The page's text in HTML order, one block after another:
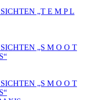
„T E M P L
„S M O O T
„S M O O T